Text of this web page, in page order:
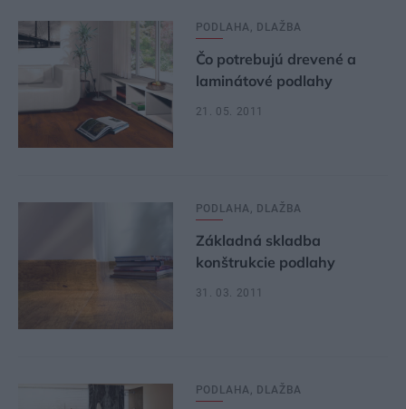
PODLAHA, DLAŽBA
Čo potrebujú drevené a
laminátové podlahy
21. 05. 2011
PODLAHA, DLAŽBA
Základná skladba
konštrukcie podlahy
31. 03. 2011
PODLAHA, DLAŽBA